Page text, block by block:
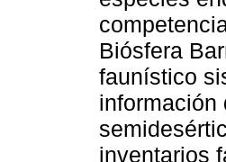
Biósfera
faunístico
información
inventarios